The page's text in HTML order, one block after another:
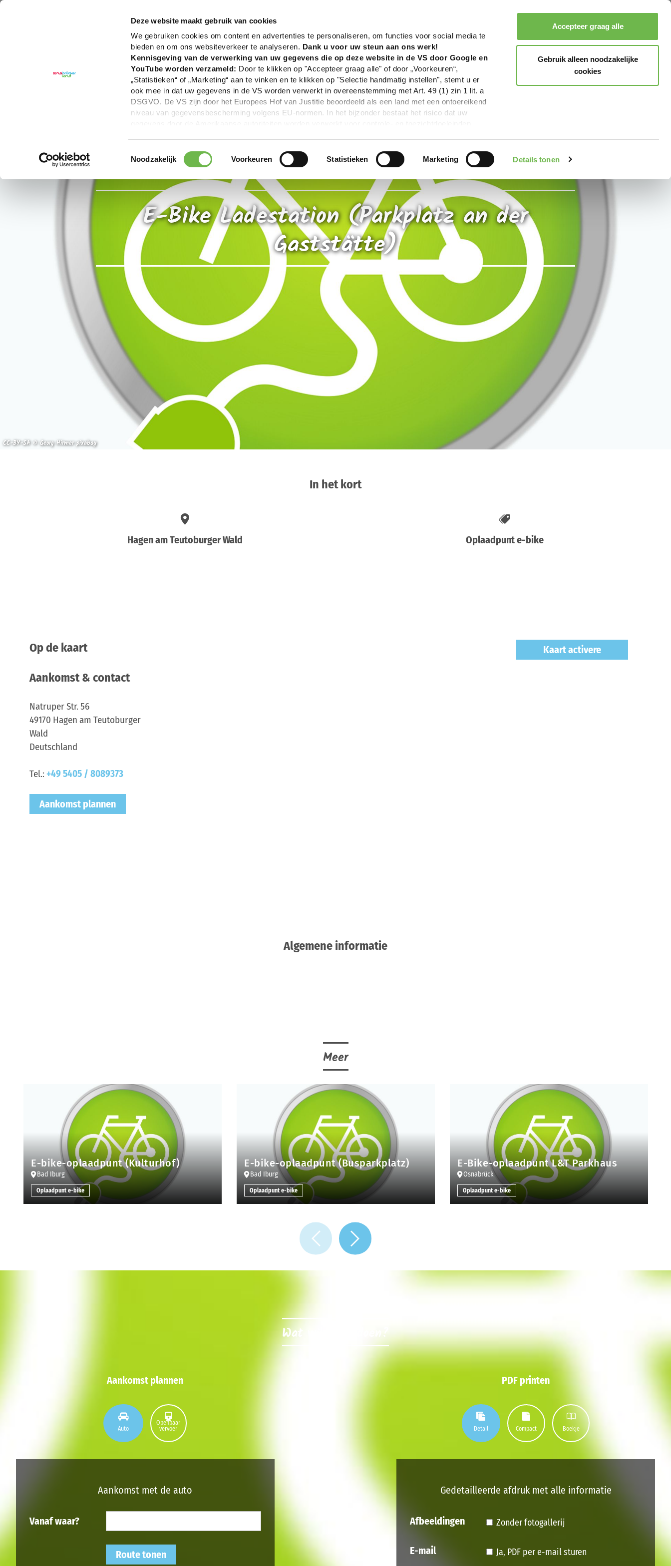
Deze website maakt gebruik van cookies
We gebruiken cookies om content en advertenties te personaliseren, om functies voor social media te
bieden en om ons websiteverkeer te analyseren. Dank u voor uw steun aan ons werk!
Kennisgeving van de verwerking van uw gegevens die op deze website in de VS door Google en
YouTube worden verzameld: Door te klikken op "Accepteer graag alle" of door „Voorkeuren“,
„Statistieken“ of „Marketing“ aan te vinken en te klikken op "Selectie handmatig instellen", stemt u er
ook mee in dat uw gegevens in de VS worden verwerkt in overeenstemming met Art. 49 (1) zin 1 lit. a
DSGVO. De VS zijn door het Europees Hof van Justitie beoordeeld als een land met een ontoereikend
niveau van gegevensbescherming volgens EU-normen. In het bijzonder bestaat het risico dat uw
overdracht niet plaatsvinden. Voor meer informatie, zie onze privacyverklaring.
We geven u hier graag meer gedetailleerde informatie:
|Impressum
Toestemmingsselectie
Noodzakelijk Voorkeuren Statistieken Marketing Details tonen
Accepteer graag alle
Gebruik alleen noodzakelijke
cookies
Boeken Menu
E-Bike Ladestation (Parkplatz an der
Gaststätte)
CC-BY-SA © Georg Hirmer pixabay
In het kort
Hagen am Teutoburger Wald Oplaadpunt e-bike
Op de kaart
Aankomst & contact
Natruper Str. 56
49170 Hagen am Teutoburger
Wald
Deutschland
Tel.: +49 5405 / 8089373
Aankomst plannen
Kaart activere
Algemene informatie
Meer
E-bike-oplaadpunt (Kulturhof)
Bad Iburg
Oplaadpunt e-bike
E-bike-oplaadpunt (Busparkplatz)
Bad Iburg
Oplaadpunt e-bike
E-Bike-oplaadpunt L&T Parkhaus
Osnabrück
Oplaadpunt e-bike
Wat wil je nu doen?
Aankomst plannen
Auto
Openbaar
vervoer
Aankomst met de auto
Vanaf waar?
Route tonen
PDF printen
Detail Compact Boekje
Gedetailleerde afdruk met alle informatie
Afbeeldingen Zonder fotogallerij
E-mail Ja, PDF per e-mail sturen